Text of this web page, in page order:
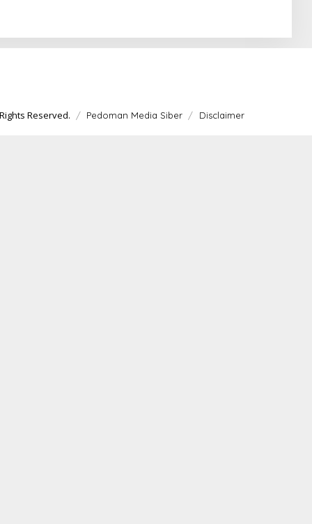
Reserved. Pedoman Media Siber Disclaimer